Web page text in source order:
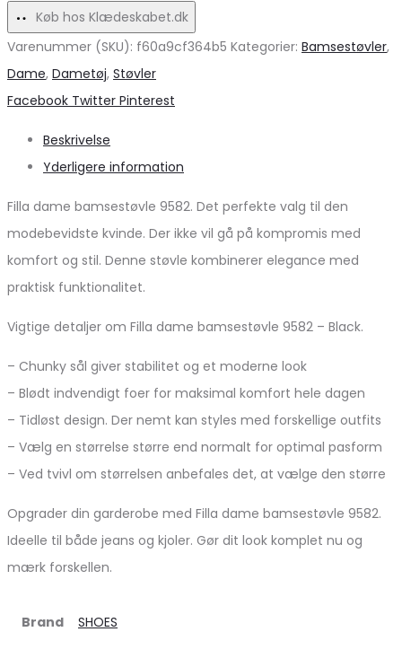
KomfortKøb hos Klædeskabet.dk
Varenummer (SKU): f60a9cf364b5 Kategorier: Bamsestøvler,
Dame, Dametøj, Støvler
Share
Facebook Twitter Pinterest
Beskrivelse
Yderligere information
Filla dame bamsestøvle 9582. Det perfekte valg til den
modebevidste kvinde. Der ikke vil gå på kompromis med
komfort og stil. Denne støvle kombinerer elegance med
praktisk funktionalitet.
Vigtige detaljer om Filla dame bamsestøvle 9582 – Black.
– Chunky sål giver stabilitet og et moderne look
– Blødt indvendigt foer for maksimal komfort hele dagen
– Tidløst design. Der nemt kan styles med forskellige outfits
– Vælg en størrelse større end normalt for optimal pasform
– Ved tvivl om størrelsen anbefales det, at vælge den større
Opgrader din garderobe med Filla dame bamsestøvle 9582.
Ideelle til både jeans og kjoler. Gør dit look komplet nu og
mærk forskellen.
Brand SHOES